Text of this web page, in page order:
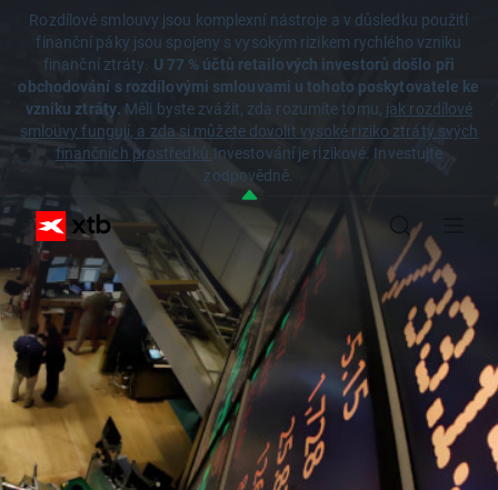
Rozdílové smlouvy jsou komplexní nástroje a v důsledku použití
finanční páky jsou spojeny s vysokým rizikem rychlého vzniku
finanční ztráty. U 77 % účtů retailových investorů došlo při
obchodování s rozdílovými smlouvami u tohoto poskytovatele ke
vzniku ztráty. Měli byste zvážit, zda rozumíte tomu, jak rozdílové
smlouvy fungují, a zda si můžete dovolit vysoké riziko ztráty svých
finančních prostředků.Investování je rizikové. Investujte
zodpovědně.